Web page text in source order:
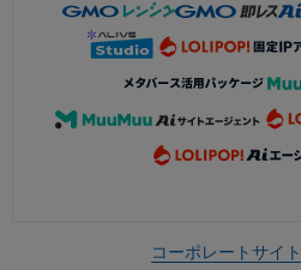
コーポレートサイト